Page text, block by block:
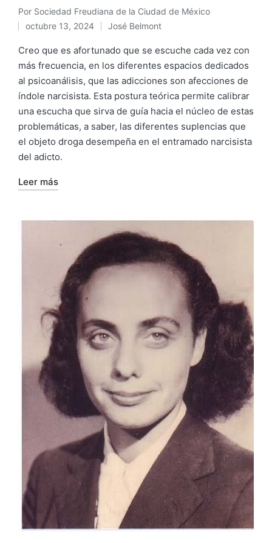
Publicado
por
Por Sociedad Freudiana de la Ciudad de México
octubre 13, 2024
Publicado
en
José Belmont
Creo que es afortunado que se escuche cada vez con
más frecuencia, en los diferentes espacios dedicados
al psicoanálisis, que las adicciones son afecciones de
índole narcisista. Esta postura teórica permite calibrar
una escucha que sirva de guía hacia el núcleo de estas
problemáticas, a saber, las diferentes suplencias que
el objeto droga desempeña en el entramado narcisista
del adicto.
Leer más